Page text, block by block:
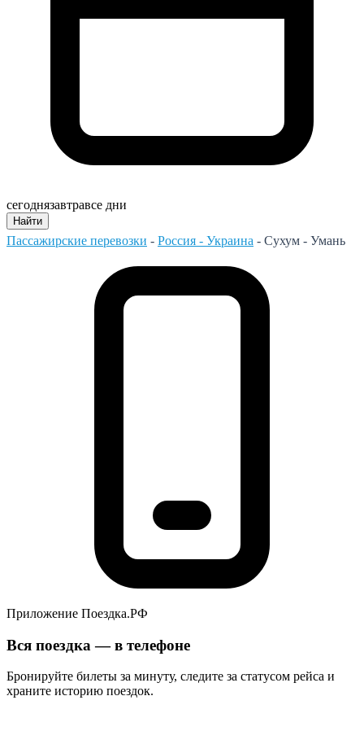
сегоднязавтравсе дни
Найти
Пассажирские перевозки - Россия - Украина - Сухум - Умань
Приложение Поездка.РФ
Вся поездка — в телефоне
Бронируйте билеты за минуту, следите за статусом рейса и
храните историю поездок.